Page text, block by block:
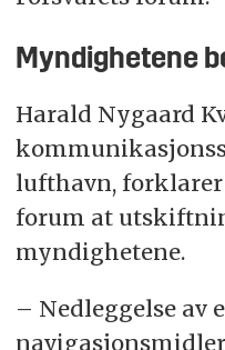
Myndighetene
Harald Nygaard
lufthavn,
forum at
myndighetene.
– Nedleggelse av